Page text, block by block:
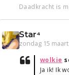
Daadkracht is
Star⁴
zondag 15
wolkie
Ja ik! Ik